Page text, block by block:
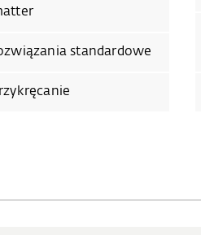
standardowe